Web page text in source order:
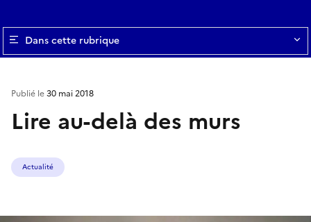
Dans cette rubrique
Lire au-delà des murs
Publié le30 mai 2018
Actualité